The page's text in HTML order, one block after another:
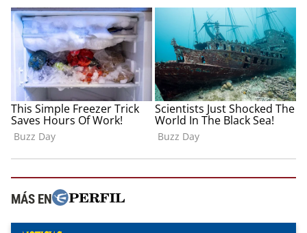
MÁS EN